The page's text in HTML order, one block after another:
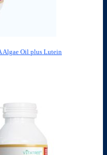
Algae Oil plus Lutein